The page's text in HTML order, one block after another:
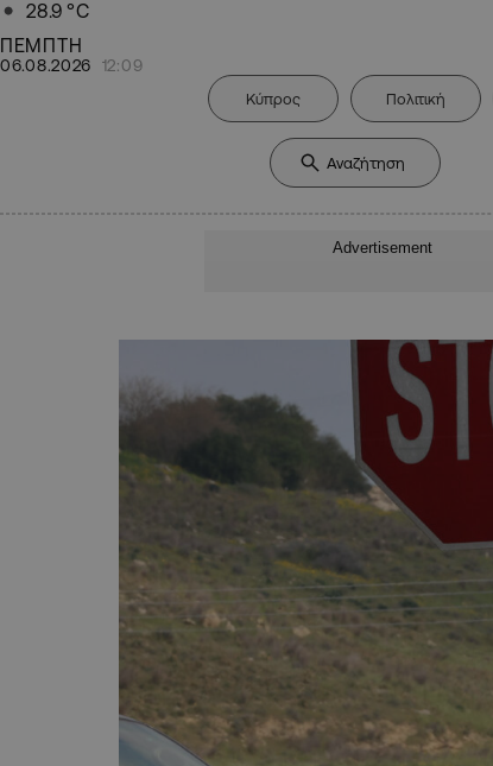
28.9 °C
ΠΕΜΠΤΗ
06.08.2026 12:09
Κύπρος Πολιτική
Advertisement